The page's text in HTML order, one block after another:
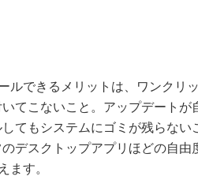
ルできるメリットは、ワンクリ
てこないこと。アップデートが
てもシステムにゴミが残らない
デスクトップアプリほどの自由
ます。